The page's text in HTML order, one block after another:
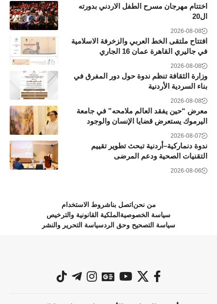
اختتام مهرجان مسرح الطفل الاردني بدورته
ال20
2026-08-08
افتتاح ملتقى الخط العربي والزخرفة الاسلامية
في جاليري القاهرة عمان 16 الجاري
2026-08-08
وزارة الثقافة تنظم ندوة حول دور المفرق في
بناء السردية الأردنية
2026-08-08
معرض “حين يفقد العالم ملامحه” في جامعة
اليرموك يستعرض قضايا الإنسان والوجود
2026-08-07
ندوة دنماركية–أردنية تبحث تطوير تقييم
التقنيات الصحية ودعم المرضى
2026-08-06
من نحن اتصل بناشروط الاستخدام
سياسة الخصوصية الملكية القانونية والترخيص
سياسة التصحيح وحق الردسياسة التحرير والنشر